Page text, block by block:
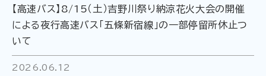
【高速バス】8/15（土）吉野川祭り納涼花火大会の開催
による夜行高速バス「五條新宿線」の一部停留所休止つ
いて
2026.06.12